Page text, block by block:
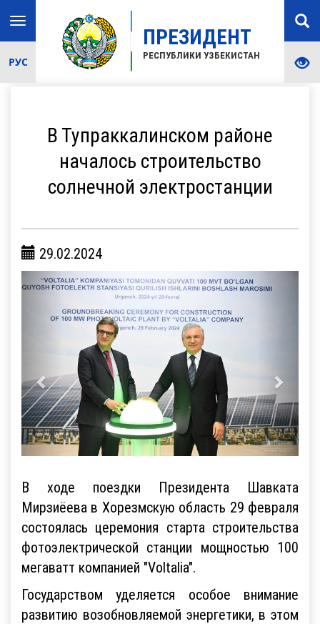
ПРЕЗИДЕНТ
РЕСПУБЛИКИ УЗБЕКИСТАН
Toggle
navigation
РУС
В Тупраккалинском районе
началось строительство
солнечной электростанции
29.02.2024
В ходе поездки Президента Шавката
Мирзиёева в Хорезмскую область 29 февраля
состоялась церемония старта строительства
фотоэлектрической станции мощностью 100
мегаватт компанией "Voltalia".
Государством уделяется особое внимание
развитию возобновляемой энергетики, в этом